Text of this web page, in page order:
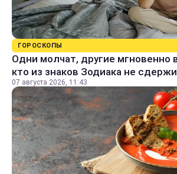
ГОРОСКОПЫ
Одни молчат, другие мгновенно
кто из знаков Зодиака не
07 августа 2026, 11:43